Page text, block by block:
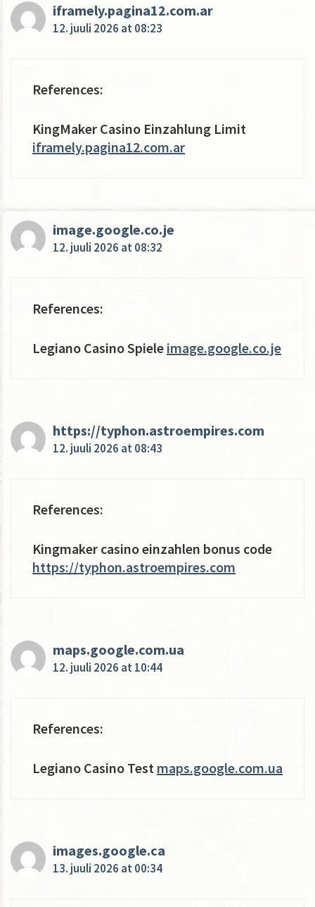
iframely.pagina12.com.ar
12. juuli 2026 at 08:23
References:
KingMaker Casino Einzahlung Limit
iframely.pagina12.com.ar
image.google.co.je
12. juuli 2026 at 08:32
References:
Legiano Casino Spiele image.google.co.je
https://typhon.astroempires.com
12. juuli 2026 at 08:43
References:
Kingmaker casino einzahlen bonus code
https://typhon.astroempires.com
maps.google.com.ua
12. juuli 2026 at 10:44
References:
Legiano Casino Test maps.google.com.ua
images.google.ca
13. juuli 2026 at 00:34